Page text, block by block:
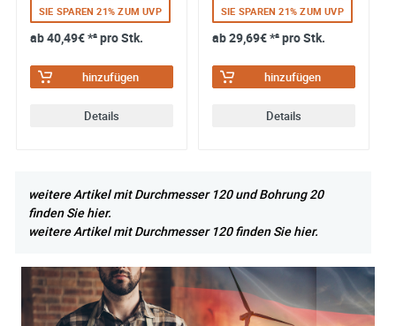
SIE SPAREN 21% ZUM UVP
ab40,49€*² pro Stk.
hinzufügen
Details
SIE SPAREN 21% ZUM UVP
ab29,69€*² pro Stk.
hinzufügen
Details
weitere Artikel mit Durchmesser 120 und Bohrung 20
finden Sie hier.
weitere Artikel mit Durchmesser 120 finden Sie hier.